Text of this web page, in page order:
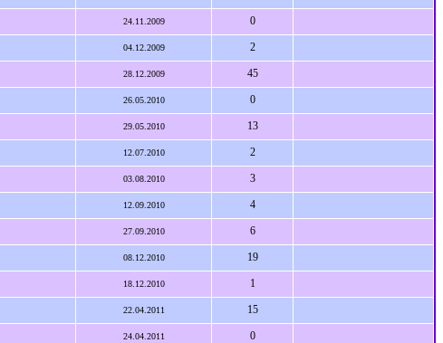
24.11.2009 0
04.12.2009 2
28.12.2009 45
26.05.2010 0
29.05.2010 13
12.07.2010 2
03.08.2010 3
12.09.2010 4
27.09.2010 6
08.12.2010 19
18.12.2010 1
22.04.2011 15
24.04.2011 0